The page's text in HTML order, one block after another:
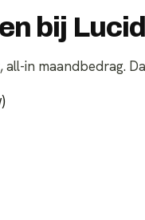
bij
in maandbedrag.